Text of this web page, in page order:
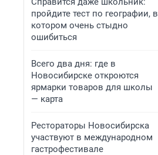
пройдите тест по географии, в
котором очень стыдно
ошибиться
Всего два дня: где в
Новосибирске откроются
ярмарки товаров для школы
— карта
Рестораторы Новосибирска
участвуют в международном
гастрофестивале